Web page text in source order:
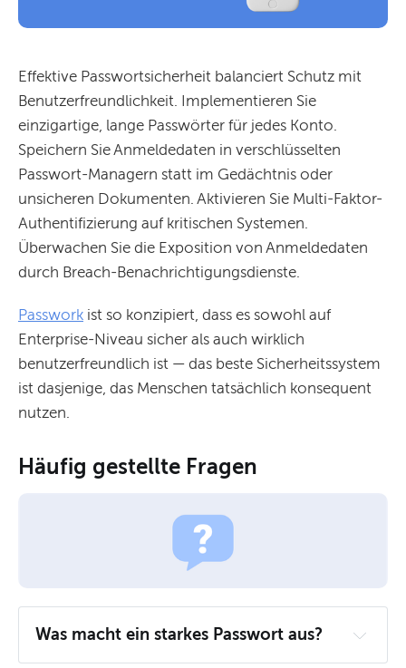
Effektive Passwortsicherheit balanciert Schutz mit
Benutzerfreundlichkeit. Implementieren Sie
einzigartige, lange Passwörter für jedes Konto.
Speichern Sie Anmeldedaten in verschlüsselten
Passwort-Managern statt im Gedächtnis oder
unsicheren Dokumenten. Aktivieren Sie Multi-Faktor-
Authentifizierung auf kritischen Systemen.
Überwachen Sie die Exposition von Anmeldedaten
durch Breach-Benachrichtigungsdienste.
Passwork ist so konzipiert, dass es sowohl auf
Enterprise-Niveau sicher als auch wirklich
benutzerfreundlich ist — das beste Sicherheitssystem
ist dasjenige, das Menschen tatsächlich konsequent
nutzen.
Häufig gestellte Fragen
Was macht ein starkes Passwort aus?